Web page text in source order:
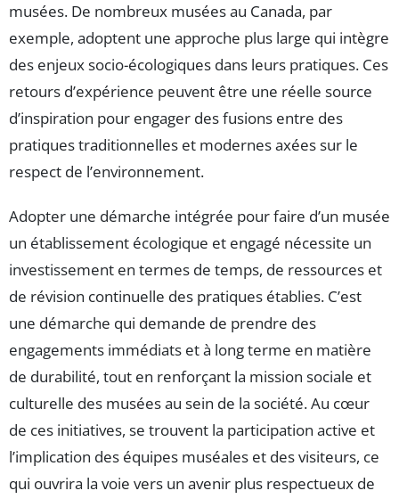
musées. De nombreux musées au Canada, par
exemple, adoptent une approche plus large qui intègre
des enjeux socio-écologiques dans leurs pratiques. Ces
retours d’expérience peuvent être une réelle source
d’inspiration pour engager des fusions entre des
pratiques traditionnelles et modernes axées sur le
respect de l’environnement.
Adopter une démarche intégrée pour faire d’un musée
un établissement écologique et engagé nécessite un
investissement en termes de temps, de ressources et
de révision continuelle des pratiques établies. C’est
une démarche qui demande de prendre des
engagements immédiats et à long terme en matière
de durabilité, tout en renforçant la mission sociale et
culturelle des musées au sein de la société. Au cœur
de ces initiatives, se trouvent la participation active et
l’implication des équipes muséales et des visiteurs, ce
qui ouvrira la voie vers un avenir plus respectueux de